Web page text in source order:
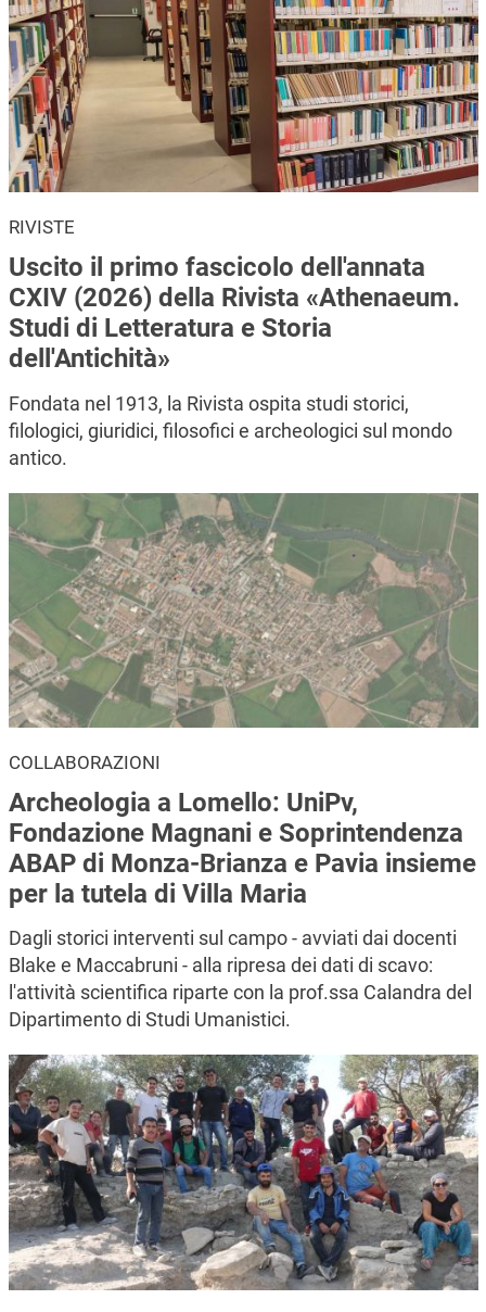
RIVISTE
Uscito il primo fascicolo dell'annata
CXIV (2026) della Rivista «Athenaeum.
Studi di Letteratura e Storia
dell'Antichità»
Fondata nel 1913, la Rivista ospita studi storici,
filologici, giuridici, filosofici e archeologici sul mondo
antico.
COLLABORAZIONI
Archeologia a Lomello: UniPv,
Fondazione Magnani e Soprintendenza
ABAP di Monza-Brianza e Pavia insieme
per la tutela di Villa Maria
Dagli storici interventi sul campo - avviati dai docenti
Blake e Maccabruni - alla ripresa dei dati di scavo:
l'attività scientifica riparte con la prof.ssa Calandra del
Dipartimento di Studi Umanistici.